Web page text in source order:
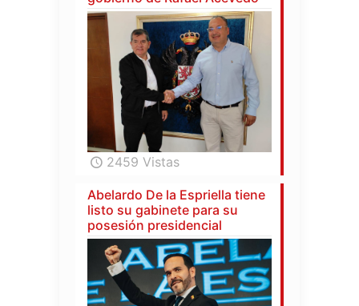
2459 Vistas
Abelardo De la Espriella tiene
listo su gabinete para su
posesión presidencial